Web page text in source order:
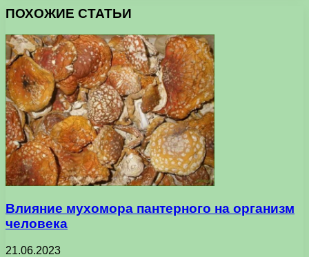
ПОХОЖИЕ СТАТЬИ
Влияние мухомора пантерного на организм
человека
21.06.2023